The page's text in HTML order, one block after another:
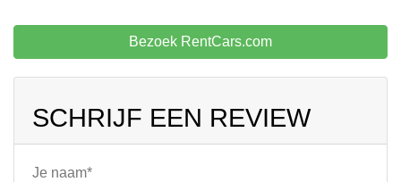
Bezoek RentCars.com
SCHRIJF EEN REVIEW
Je naam*